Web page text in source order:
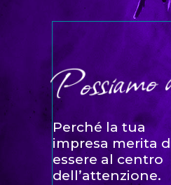
Perché la tua
impresa merita
essere al centro
dell’attenzione.